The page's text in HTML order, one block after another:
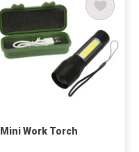
Mini Work Torch